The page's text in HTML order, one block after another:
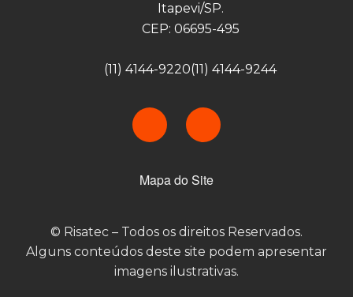
Itapevi/SP.
CEP: 06695-495
(11) 4144-9220(11) 4144-9244
Mapa do Site
© Risatec – Todos os direitos Reservados.
Alguns conteúdos deste site podem apresentar
imagens ilustrativas.